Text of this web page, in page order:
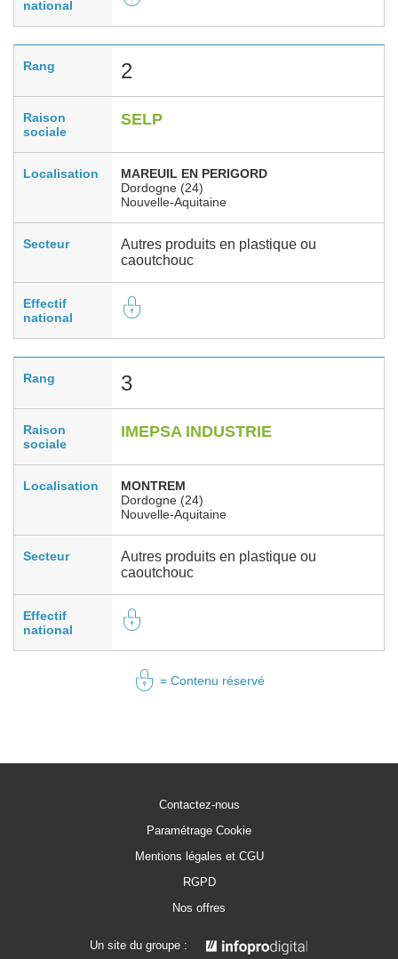
national
Rang 2
Raison
sociale
SELP
Localisation
MAREUIL EN PERIGORD
Dordogne (24)
Nouvelle-Aquitaine
Secteur
Autres produits en plastique ou
caoutchouc
Effectif
national
Rang 3
Raison
sociale
IMEPSA INDUSTRIE
Localisation
MONTREM
Dordogne (24)
Nouvelle-Aquitaine
Secteur
Autres produits en plastique ou
caoutchouc
Effectif
national
= Contenu réservé
Contactez-nous
Paramétrage Cookie
Mentions légales et CGU
RGPD
Nos offres
Un site du groupe :